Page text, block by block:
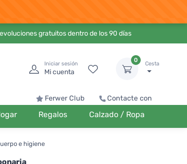
gratuitos dentro de los 90 días
Iniciar sesión
Mi cuenta
0
Cesta
Ferwer Club Contacte con
Regalos Calzado / Ropa
e higiene